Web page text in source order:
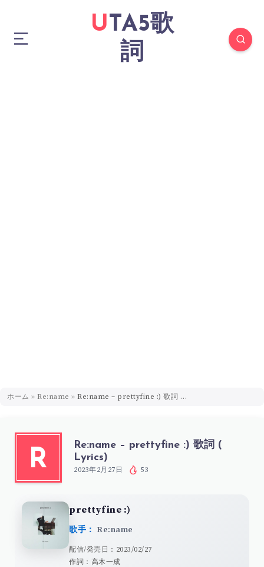
UTA5歌
詞
ホーム » Re:name » Re:name – prettyfine :) 歌詞 ( Lyrics)
R
Re:name – prettyfine :) 歌詞 (
Lyrics)
2023年2月27日 53
prettyfine :)
歌手： Re:name
配信/発売日：2023/02/27
作詞：高木一成